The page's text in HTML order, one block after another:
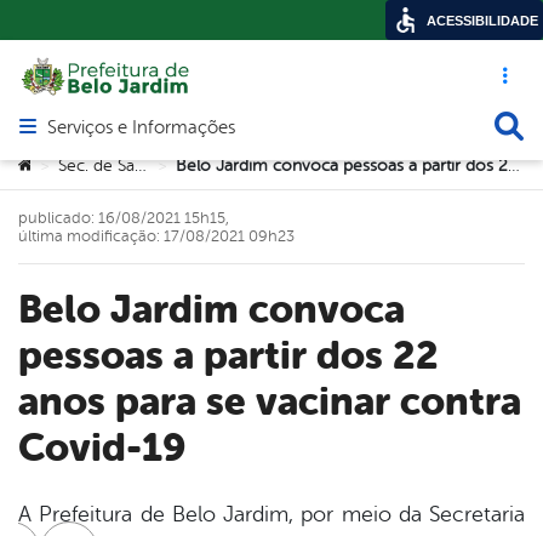
Acesso
Abrir menu principal de navegação
Serviços e Informações
Você está aqui:
> Sec. de Saúde > Belo Jardim convoca pessoas a partir dos 22 anos para se vacinar contra Covid-19
Belo Jardim convoca
pessoas a partir dos 22
anos para se vacinar contra
Covid-19
publicado: 16/08/2021 15h15,
última modificação: 17/08/2021 09h23
A Prefeitura de Belo Jardim, por meio da Secretaria
ACESSIBILIDADE